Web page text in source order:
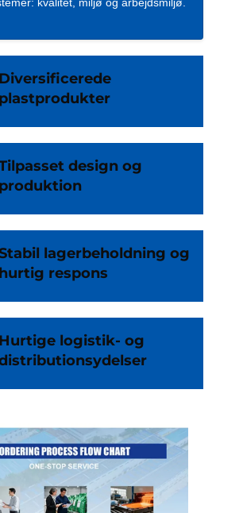
Diversificerede
plastprodukter
design og
produktion
lagerbeholdning og
hurtig respons
Hurtige logistik- og